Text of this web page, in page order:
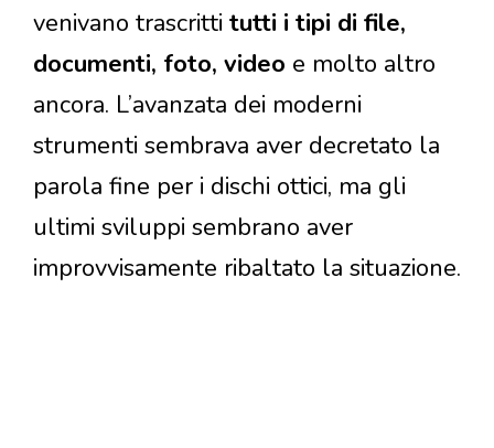
venivano trascritti tutti i tipi di file,
documenti, foto, video e molto altro
ancora. L’avanzata dei moderni
strumenti sembrava aver decretato la
parola fine per i dischi ottici, ma gli
ultimi sviluppi sembrano aver
improvvisamente ribaltato la situazione.